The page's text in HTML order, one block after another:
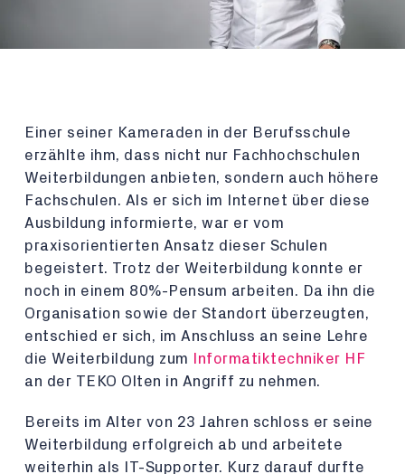
Einer seiner Kameraden in der Berufsschule
erzählte ihm, dass nicht nur Fachhochschulen
Weiterbildungen anbieten, sondern auch höhere
Fachschulen. Als er sich im Internet über diese
Ausbildung informierte, war er vom
praxisorientierten Ansatz dieser Schulen
begeistert. Trotz der Weiterbildung konnte er
noch in einem 80%-Pensum arbeiten. Da ihn die
Organisation sowie der Standort überzeugten,
entschied er sich, im Anschluss an seine Lehre
die Weiterbildung zum
Informatiktechniker HF
an der TEKO Olten in Angriff zu nehmen.
Bereits im Alter von 23 Jahren schloss er seine
Weiterbildung erfolgreich ab und arbeitete
weiterhin als IT-Supporter. Kurz darauf durfte